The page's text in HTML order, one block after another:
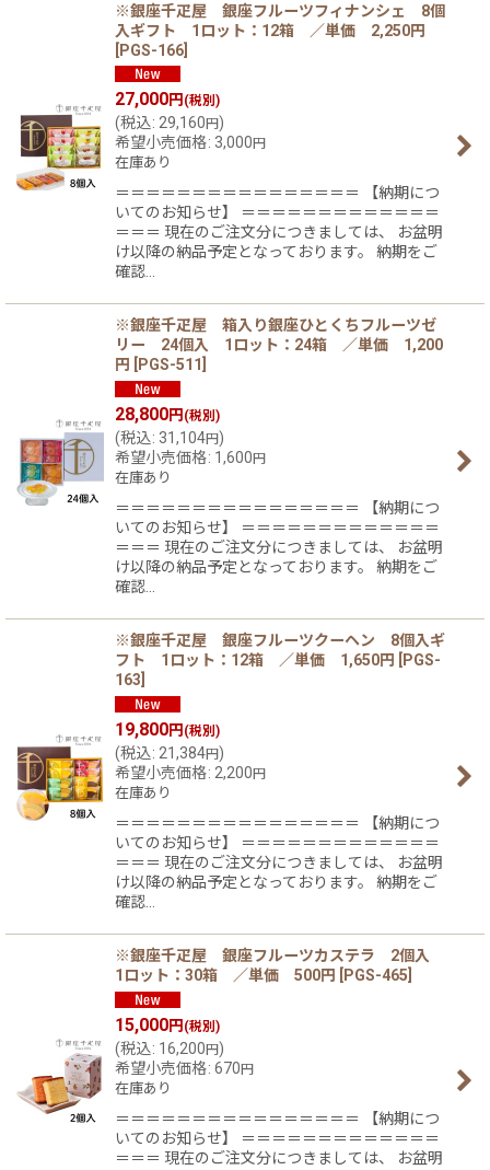
※銀座千疋屋 銀座フルーツフィナンシェ 8個
入ギフト 1ロット：12箱 ／単価 2,250円
PGS-166
27,000円 (税別)
(税込: 29,160 円 )
希望小売価格: 3,000 円
在庫あり
＝＝＝＝＝＝＝＝＝＝＝＝＝＝＝＝ 【納期につ
いてのお知らせ】 ＝＝＝＝＝＝＝＝＝＝＝＝＝
＝＝＝ 現在のご注文分につきましては、 お盆明
け以降の納品予定となっております。 納期をご
確認…
※銀座千疋屋 箱入り銀座ひとくちフルーツゼ
リー 24個入 1ロット：24箱 ／単価 1,200
円
PGS-511
28,800円 (税別)
(税込: 31,104円 )
希望小売価格: 1,600 円
在庫あり
＝＝＝＝＝＝＝＝＝＝＝＝＝＝＝＝ 【納期につ
いてのお知らせ】 ＝＝＝＝＝＝＝＝＝＝＝＝＝
＝＝＝ 現在のご注文分につきましては、 お盆明
け以降の納品予定となっております。 納期をご
確認…
※銀座千疋屋 銀座フルーツクーヘン 8個入ギ
フト 1ロット：12箱 ／単価 1,650円
PGS-
163
19,800円 (税別)
(税込: 21,384円 )
希望小売価格: 2,200 円
在庫あり
＝＝＝＝＝＝＝＝＝＝＝＝＝＝＝＝ 【納期につ
いてのお知らせ】 ＝＝＝＝＝＝＝＝＝＝＝＝＝
＝＝＝ 現在のご注文分につきましては、 お盆明
け以降の納品予定となっております。 納期をご
確認…
※銀座千疋屋 銀座フルーツカステラ 2個入
1ロット：30箱 ／単価 500円
PGS-465
15,000円 (税別)
(税込: 16,200円)
希望小売価格: 670円
在庫あり
＝＝＝＝＝＝＝＝＝＝＝＝＝＝＝＝ 【納期につ
いてのお知らせ】 ＝＝＝＝＝＝＝＝＝＝＝＝＝
＝＝＝ 現在のご注文分につきましては、 お盆明